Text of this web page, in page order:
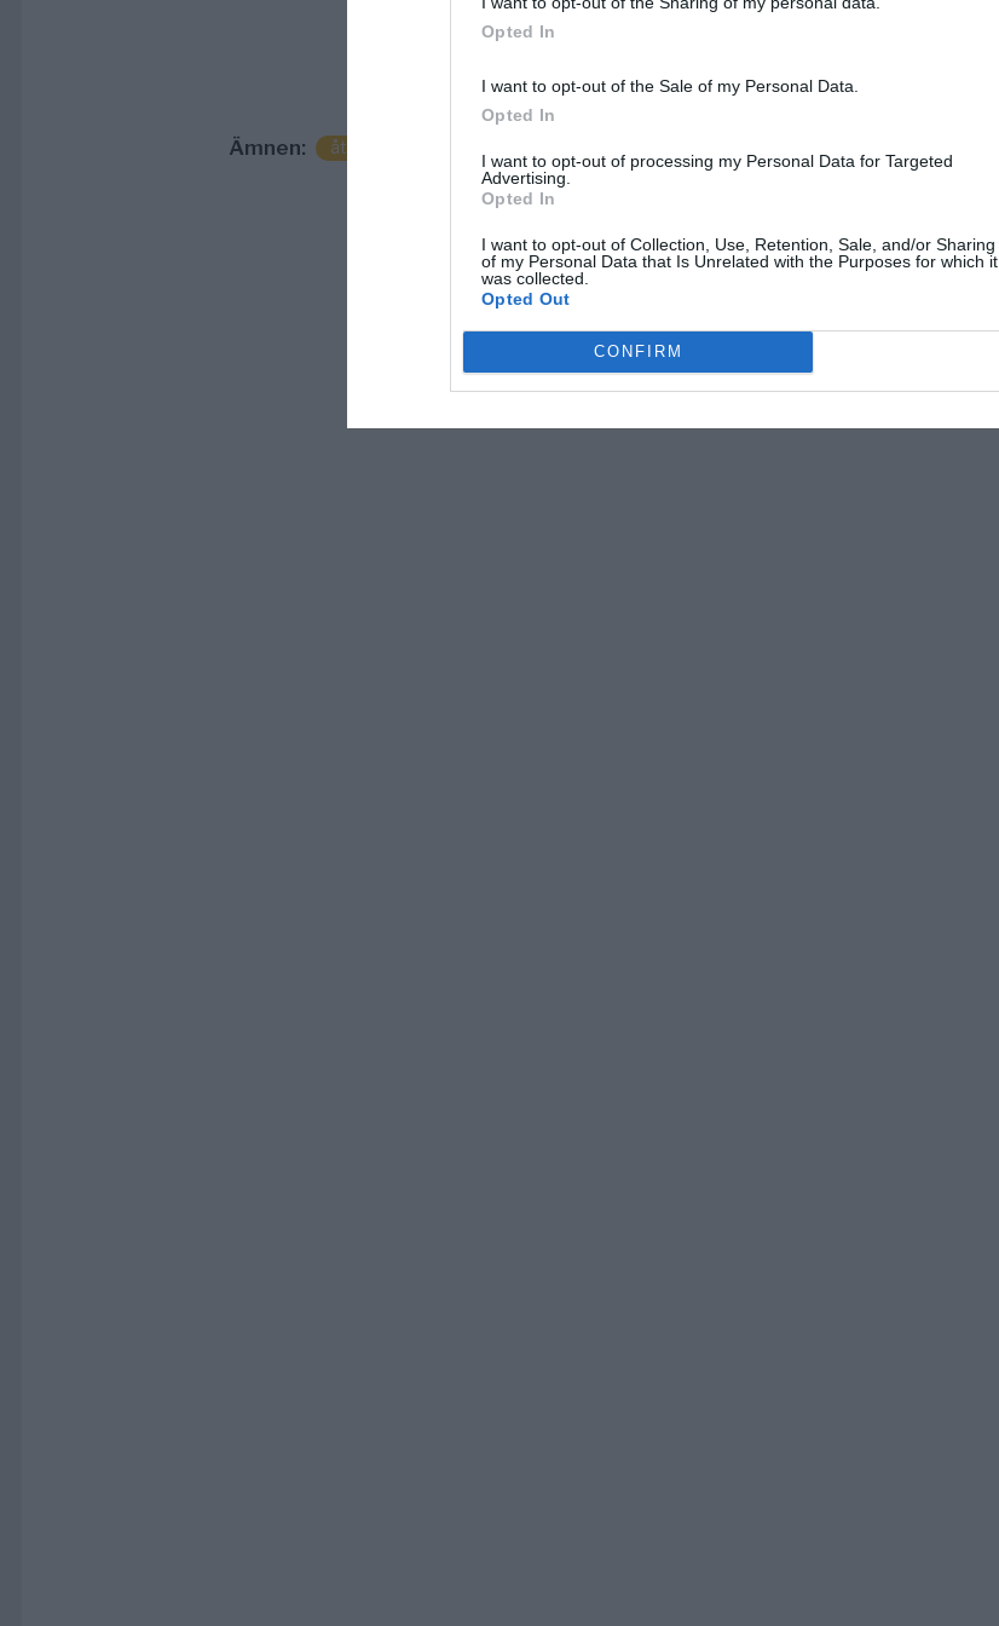
Opted In
I want to opt-out of the Sale of my Personal Data.
Opted In
I want to opt-out of processing my Personal Data for Targeted
Advertising.
Opted In
I want to opt-out of Collection, Use, Retention, Sale, and/or Sharing
of my Personal Data that Is Unrelated with the Purposes for which it
was collected.
Opted Out
CONFIRM
Ämnen: åtal